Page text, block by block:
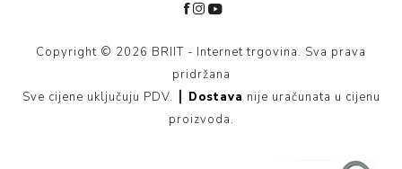
Copyright © 2026 BRIIT - Internet trgovina. Sva prava
pridržana
Sve cijene uključuju PDV. ┃ Dostava nije uračunata u cijenu
proizvoda.